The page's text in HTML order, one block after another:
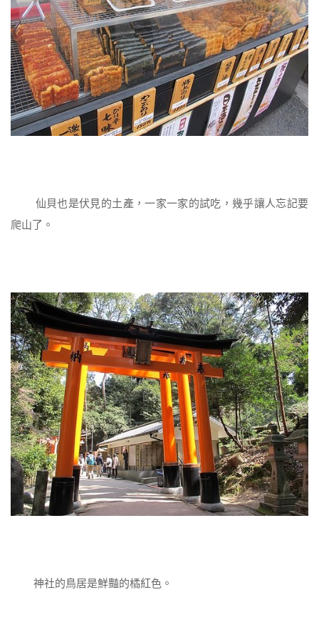
仙貝也是伏見的土產，一家一家的試吃，幾乎讓人忘記要
爬山了。
神社的鳥居是鮮豔的橘紅色。